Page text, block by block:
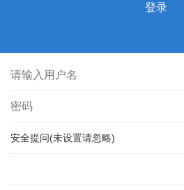
登录
安全提问(未设置请忽略)